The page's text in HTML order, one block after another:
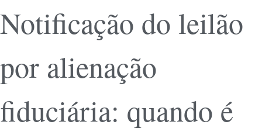
Notificação do leilão
por alienação
fiduciária: quando é